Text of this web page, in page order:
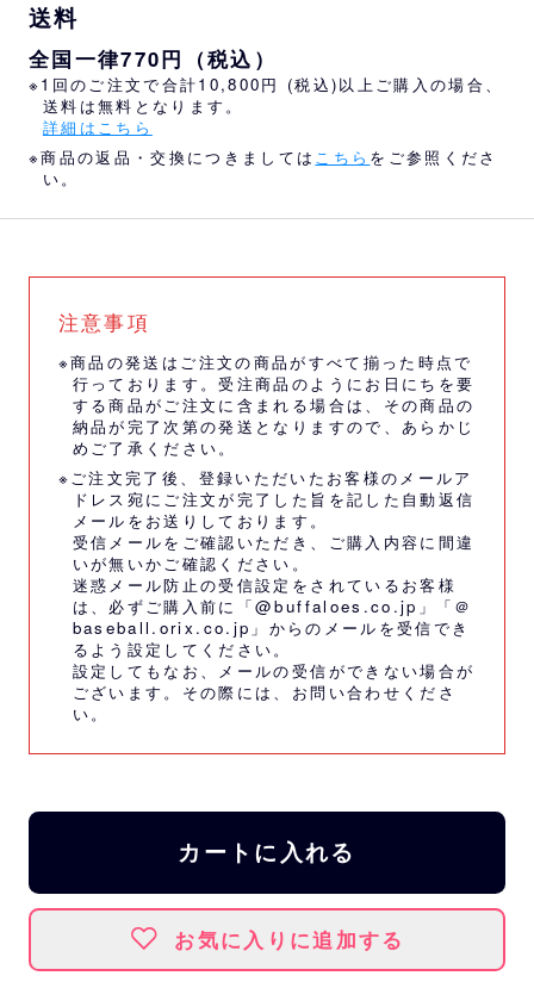
送料
全国一律770円（税込）
※1回のご注文で合計10,800円 (税込)以上ご購入の場合、
送料は無料となります。
詳細はこちら
※商品の返品・交換につきましては こちら をご参照くださ
い。
注意事項
※商品の発送はご注文の商品がすべて揃った時点で
行っております。受注商品のようにお日にちを要
する商品がご注文に含まれる場合は、その商品の
納品が完了次第の発送となりますので、あらかじ
めご了承ください。
※ご注文完了後、登録いただいたお客様のメールア
ドレス宛にご注文が完了した旨を記した自動返信
メールをお送りしております。
受信メールをご確認いただき、ご購入内容に間違
いが無いかご確認ください。
迷惑メール防止の受信設定をされているお客様
は、必ずご購入前に「@buffaloes.co.jp」「＠
baseball.orix.co.jp」からのメールを受信でき
るよう設定してください。
設定してもなお、メールの受信ができない場合が
ございます。その際には、 お問い合わせくださ
い。
カートに入れる
お気に入りに追加する